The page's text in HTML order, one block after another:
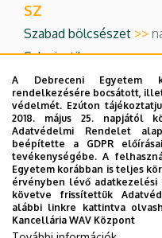
SZ
Szabad bölcsészet >>
Szlavisztika - orosz>>
Szociális munka>>
Szociológia>>nappali
T
Történelem>> nappali
Ú
Újlatin nyelvek - francia
Újlatin nyelvek - olasz
A Debreceni Egyetem
rendelkezésére bocsátott,
védelmét. Ezúton
2018. május 25. napjától
Adatvédelmi Rendelet
beépítette a GDPR
tevékenységébe. A
Egyetem korábban is teljes
érvényben lévő adatkezelési
követve frissítettük
alábbi linkre kattintva
Kancellária WAV Központ